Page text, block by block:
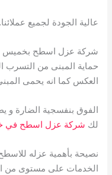
عالية الجودة لجميع عملائنا.
شركة عزل اسطح
حماية المبنى من التسرب
العكس كما انه يحمى
الفوق بنفسجية الضارة و
لك شركة عزل اسطح في
نصيحة بأهمية عزله
الخدمات على مستوى من